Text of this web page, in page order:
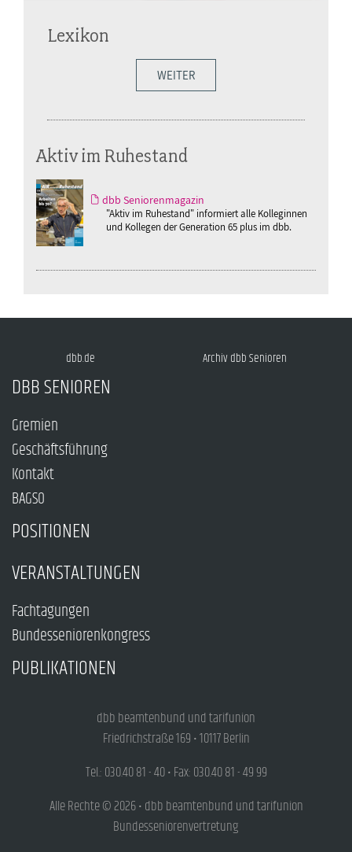
Lexikon
WEITER
Aktiv im Ruhestand
dbb Seniorenmagazin
"Aktiv im Ruhestand" informiert alle Kolleginnen
und Kollegen der Generation 65 plus im dbb.
dbb.de Archiv dbb Senioren
DBB SENIOREN
Gremien
Geschäftsführung
Kontakt
BAGSO
POSITIONEN
VERANSTALTUNGEN
Fachtagungen
Bundesseniorenkongress
PUBLIKATIONEN
dbb beamtenbund und tarifunion
Friedrichstraße 169 • 10117 Berlin
Tel.: 030.40 81 - 40 • Fax: 030.40 81 - 49 99
Alle Rechte © 2026 • dbb beamtenbund und tarifunion
Bundesseniorenvertretung